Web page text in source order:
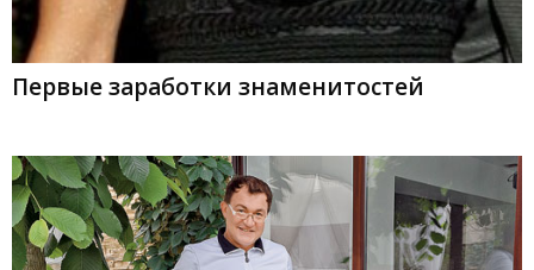
Первые заработки знаменитостей